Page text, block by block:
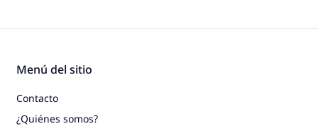
Menú del sitio
Contacto
¿Quiénes somos?